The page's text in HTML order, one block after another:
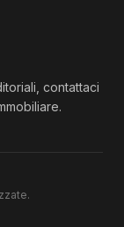
contattaci